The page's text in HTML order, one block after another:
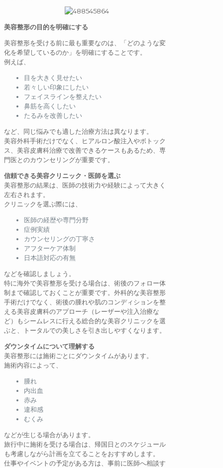
美容整形の目的を明確にする
美容整形を受ける前に最も重要なのは、「どのような変
化を希望しているのか」を明確にすることです。
例えば、
目を大きく見せたい
若々しい印象にしたい
フェイスラインを整えたい
鼻筋を高くしたい
たるみを改善したい
など、同じ悩みでも適した治療方法は異なります。
美容外科手術だけでなく、ヒアルロン酸注入やボトック
ス、美容皮膚科治療で改善できるケースもあるため、専
門医とのカウンセリングが重要です。
信頼できる美容クリニック・医師を選ぶ
美容整形の結果は、医師の技術力や経験によって大きく
左右されます。
クリニックを選ぶ際には、
医師の経歴や専門分野
症例実績
カウンセリングの丁寧さ
アフターケア体制
日本語対応の有無
などを確認しましょう。
特に海外で美容整形を受ける場合は、術後のフォロー体
制まで確認しておくことが重要です。外科的な美容整形
手術だけでなく、術後の腫れや肌のコンディションを整
える美容皮膚科のアプローチ（レーザーや注入治療な
ど）もシームレスに行える総合的な美容クリニックを選
ぶと、トータルでの美しさを引き出しやすくなります。
ダウンタイムについて理解する
美容整形には施術ごとにダウンタイムがあります。
施術内容によって、
腫れ
内出血
赤み
違和感
むくみ
などが生じる場合があります。
旅行中に施術を受ける場合は、帰国日とのスケジュール
も考慮しながら計画を立てることをおすすめします。
仕事やイベントの予定がある方は、事前に医師へ相談す